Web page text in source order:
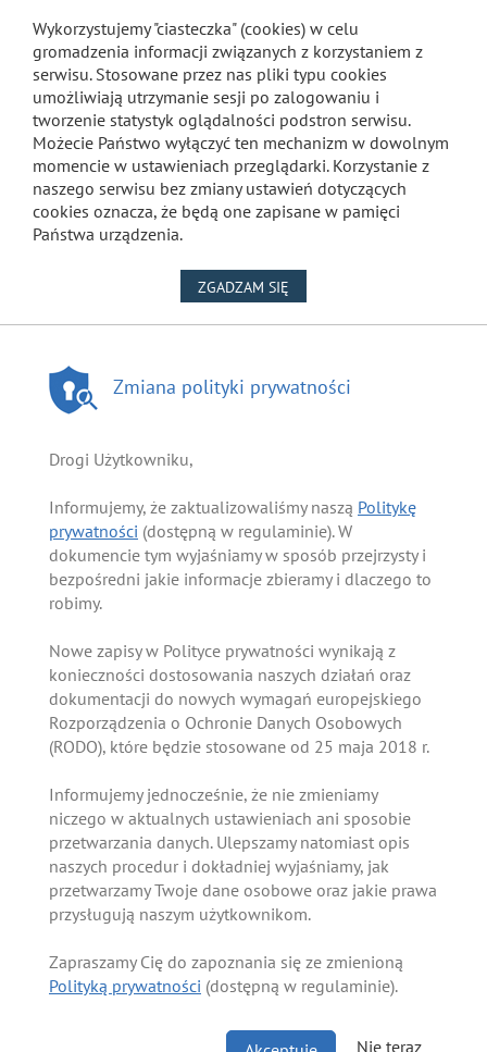
Wykorzystujemy "ciasteczka" (cookies) w celu
gromadzenia informacji związanych z korzystaniem z
serwisu. Stosowane przez nas pliki typu cookies
umożliwiają utrzymanie sesji po zalogowaniu i
tworzenie statystyk oglądalności podstron serwisu.
Możecie Państwo wyłączyć ten mechanizm w dowolnym
momencie w ustawieniach przeglądarki. Korzystanie z
naszego serwisu bez zmiany ustawień dotyczących
cookies oznacza, że będą one zapisane w pamięci
Państwa urządzenia.
ZGADZAM SIĘ
Zmiana polityki prywatności
Drogi Użytkowniku,
Informujemy, że zaktualizowaliśmy naszą Politykę
prywatności (dostępną w regulaminie). W
dokumencie tym wyjaśniamy w sposób przejrzysty i
bezpośredni jakie informacje zbieramy i dlaczego to
robimy.
Nowe zapisy w Polityce prywatności wynikają z
konieczności dostosowania naszych działań oraz
dokumentacji do nowych wymagań europejskiego
Rozporządzenia o Ochronie Danych Osobowych
(RODO), które będzie stosowane od 25 maja 2018 r.
Informujemy jednocześnie, że nie zmieniamy
niczego w aktualnych ustawieniach ani sposobie
przetwarzania danych. Ulepszamy natomiast opis
naszych procedur i dokładniej wyjaśniamy, jak
przetwarzamy Twoje dane osobowe oraz jakie prawa
przysługują naszym użytkownikom.
Zapraszamy Cię do zapoznania się ze zmienioną
Polityką prywatności (dostępną w regulaminie).
Nie teraz